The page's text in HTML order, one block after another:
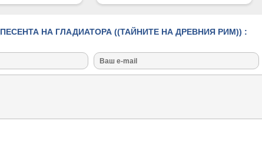
ПЕСЕНТА НА ГЛАДИАТОРА ((ТАЙНИТЕ НА ДРЕВНИЯ РИМ)) :